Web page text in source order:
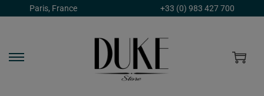
Paris, France +33 (0) 983 427 700